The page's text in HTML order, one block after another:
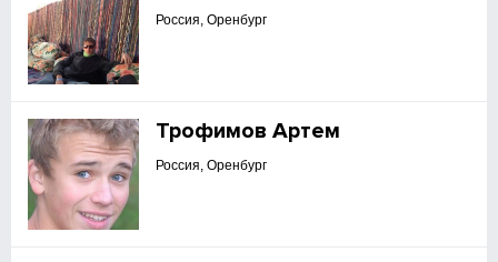
Россия, Оренбург
Трофимов Артем
Россия, Оренбург